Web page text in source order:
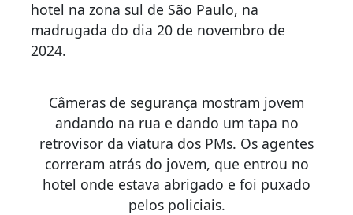
hotel na zona sul de São Paulo, na
madrugada do dia 20 de novembro de
2024.
Câmeras de segurança mostram jovem
andando na rua e dando um tapa no
retrovisor da viatura dos PMs. Os agentes
correram atrás do jovem, que entrou no
hotel onde estava abrigado e foi puxado
pelos policiais.